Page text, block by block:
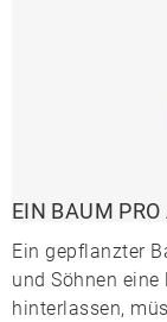
EIN BAUM PRO
Ein gepflanzter
und Söhnen
hinterlassen,